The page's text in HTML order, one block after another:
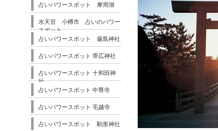
占いパワースポット 摩周湖
水天宮 小樽市 占いのパワー
スポット
占いパワースポット 厳島神社
占いパワースポット 帯広神社
占いパワースポット 十和田神
社
占いパワースポット 中尊寺
占いパワースポット 毛越寺
占いパワースポット 駒形神社